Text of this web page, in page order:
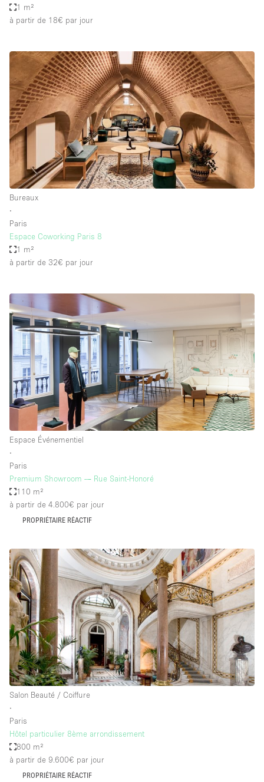
1 m²
à partir de 18€ par jour
Bureaux
∙
Paris
Espace Coworking Paris 8
1 m²
à partir de 32€ par jour
Espace Événementiel
∙
Paris
Premium Showroom — Rue Saint-Honoré
110 m²
à partir de 4.800€ par jour
PROPRIÉTAIRE RÉACTIF
Salon Beauté / Coiffure
∙
Paris
Hôtel particulier 8ème arrondissement
800 m²
à partir de 9.600€ par jour
PROPRIÉTAIRE RÉACTIF